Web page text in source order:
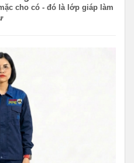
cho có - đó là lớp giáp làm